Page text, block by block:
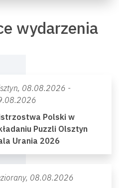
wydarzenia
08.08.2026 -
Polski w
Puzzli Olsztyn
Urania 2026
08.08.2026